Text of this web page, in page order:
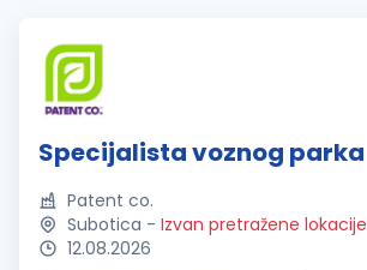
Specijalista voznog parka
Patent co.
Subotica - Izvan pretražene lokacije
12.08.2026